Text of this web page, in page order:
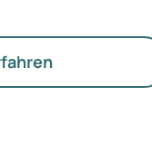
den Stoffwechsel